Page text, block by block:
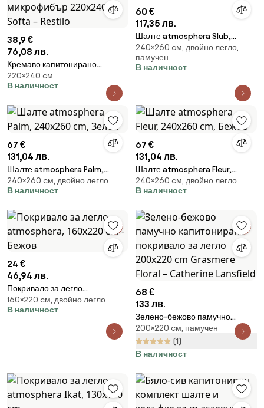
38,9 €
76,08 лв.
Кремаво капитонирано
покривало за легло от
микрофибър 220x240 cm
220×240 cм
В наличност
60 €
117,35 лв.
Шалте atmosphera Slub,
240x260 cm, Памук
240×260 cм, двойно легло,
памучен
В наличност
67 €
131,04 лв.
Шалте atmosphera Palm,
240x260 cm, Зелен
240×260 cм, двойно легло
В наличност
67 €
131,04 лв.
Шалте atmosphera Fleur,
240x260 cm, Бежов
240×260 cм, двойно легло
В наличност
24 €
46,94 лв.
Покривало за легло
atmosphera, 160x220 cm -
Бежов
160×220 cм, двойно легло
В наличност
68 €
133 лв.
Зелено-бежово памучно
капитонирано покривало за
легло 200x220 cm Grasmere
Floral – Catherine Lansfield
200×220 cм, памучен
(1)
В наличност